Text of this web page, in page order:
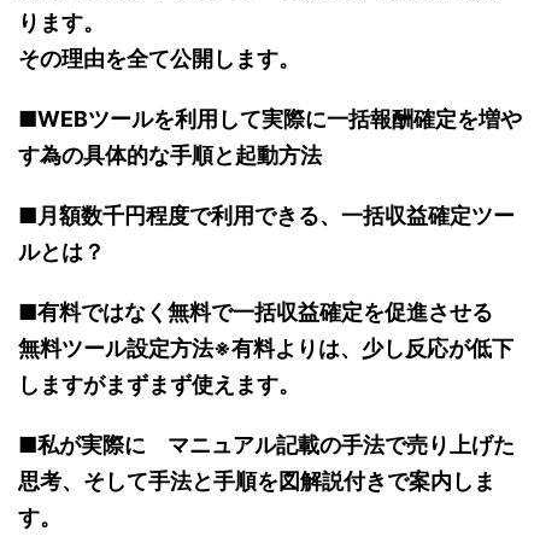
ります。
その理由を全て公開します。
■WEBツールを利用して実際に一括報酬確定を増や
す為の具体的な手順と起動方法
■月額数千円程度で利用できる、一括収益確定ツー
ルとは？
■有料ではなく無料で一括収益確定を促進させる
無料ツール設定方法※有料よりは、少し反応が低下
しますがまずまず使えます。
■私が実際に マニュアル記載の手法で売り上げた
思考、そして手法と手順を図解説付きで案内しま
す。